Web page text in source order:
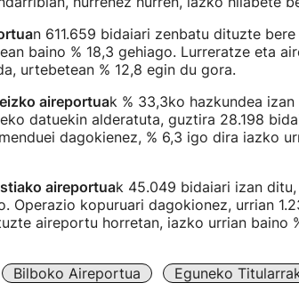
n 611.659 bidaiari zenbatu dituzte
baino % 18,3 gehiago. Lurreratze eta
urtebetean % 12,8 egin du gora.
aireportuak % 33,3ko hazkundea
datuekin alderatuta, guztira 28.198
dagokienez, % 6,3 igo dira iazko
aireportuak 45.049 bidaiari izan
Operazio kopuruari dagokionez, urrian
aireportu horretan, iazko urrian baino
Bilboko Aireportua Eguneko